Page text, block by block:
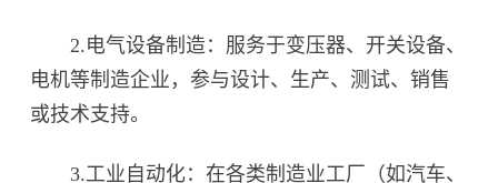
2.电气设备制造：服务于变压器、开关设备、
电机等制造企业，参与设计、生产、测试、销售
或技术支持。
3.工业自动化：在各类制造业工厂（如汽车、